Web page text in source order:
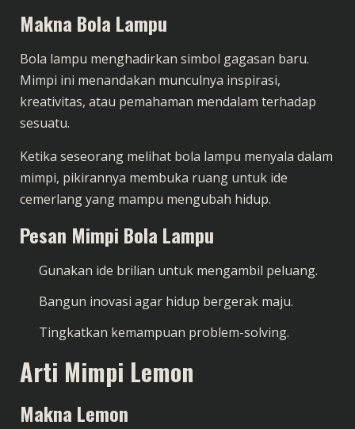
Makna Bola Lampu
Bola lampu menghadirkan simbol gagasan baru.
Mimpi ini menandakan munculnya inspirasi,
kreativitas, atau pemahaman mendalam terhadap
sesuatu.
Ketika seseorang melihat bola lampu menyala dalam
mimpi, pikirannya membuka ruang untuk ide
cemerlang yang mampu mengubah hidup.
Pesan Mimpi Bola Lampu
Gunakan ide brilian untuk mengambil peluang.
Bangun inovasi agar hidup bergerak maju.
Tingkatkan kemampuan problem-solving.
Arti Mimpi Lemon
Makna Lemon